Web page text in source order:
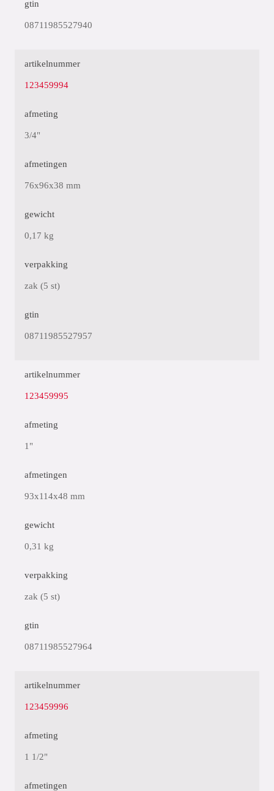
gtin
08711985527940
artikelnummer
123459994
afmeting
3/4"
afmetingen
76x96x38 mm
gewicht
0,17 kg
verpakking
zak (5 st)
gtin
08711985527957
artikelnummer
123459995
afmeting
1"
afmetingen
93x114x48 mm
gewicht
0,31 kg
verpakking
zak (5 st)
gtin
08711985527964
artikelnummer
123459996
afmeting
1 1/2"
afmetingen